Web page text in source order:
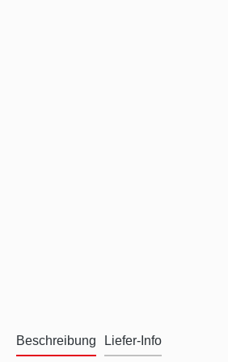
Beschreibung Liefer-Info